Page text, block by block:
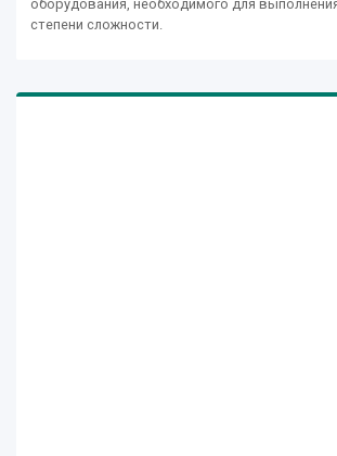
оборудования, необходимого для
степени сложности.